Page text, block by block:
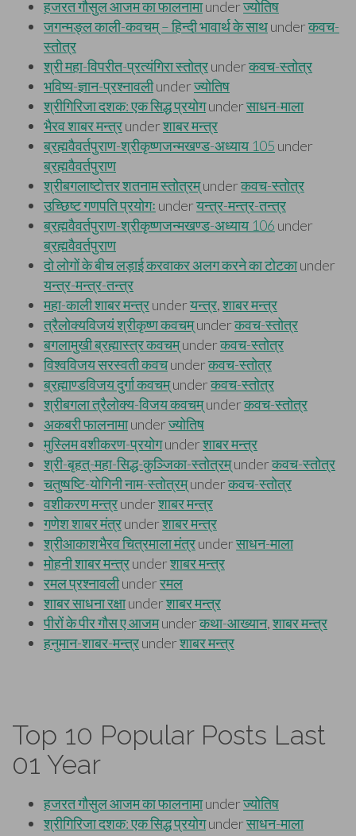
Top 10 Popular Posts Last
01 Year